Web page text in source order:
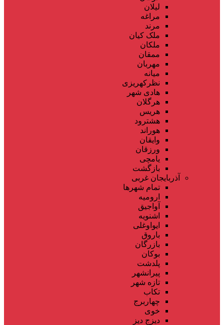
لیلان
مراغه
مرند
ملک کیان
ملکان
ممقان
مهربان
میانه
نظرکهریزی
هادی شهر
هرگلان
هریس
هشترود
هوراند
وایقان
ورزقان
یامچی
بازگشت
آذربایجان غربی
تمام شهر‌ها
ارومیه
آواجیق
اشنویه
ایواوغلی
باروق
بازرگان
بوکان
پلدشت
پیرانشهر
تازه شهر
تکاب
چهاربرج
خوی
دیزج دیز